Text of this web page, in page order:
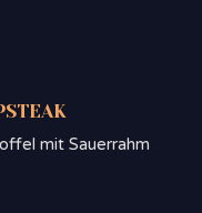
mit Sauerrahm